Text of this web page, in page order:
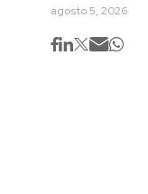
agosto 5, 2026